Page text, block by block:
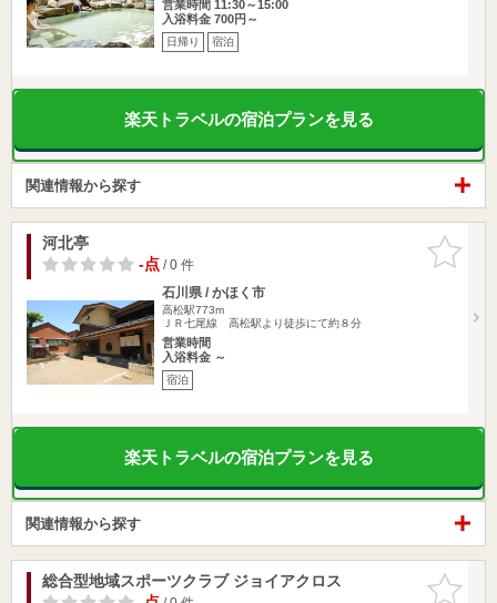
営業時間 11:30～15:00
入浴料金 700円～
日帰り 宿泊
楽天トラベルの宿泊プランを見る
関連情報から探す
お気に入
りに追加
河北亭
-点/ 0 件
石川県 / かほく市
高松駅773m
ＪＲ七尾線 高松駅より徒歩にて約８分
営業時間
入浴料金 ～
宿泊
楽天トラベルの宿泊プランを見る
関連情報から探す
お気に入
りに追加
総合型地域スポーツクラブ ジョイアクロス